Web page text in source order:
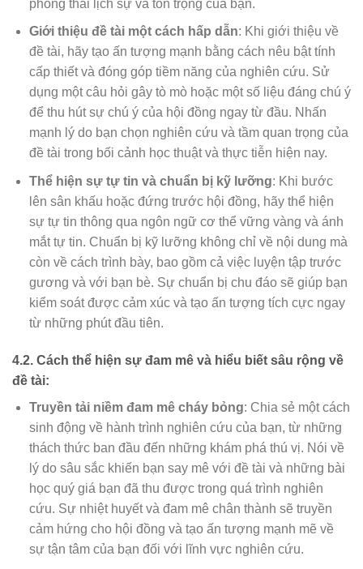
phong thái lịch sự và tôn trọng của bạn.
Giới thiệu đề tài một cách hấp dẫn: Khi giới thiệu về
đề tài, hãy tạo ấn tượng mạnh bằng cách nêu bật tính
cấp thiết và đóng góp tiềm năng của nghiên cứu. Sử
dụng một câu hỏi gây tò mò hoặc một số liệu đáng chú ý
để thu hút sự chú ý của hội đồng ngay từ đầu. Nhấn
mạnh lý do bạn chọn nghiên cứu và tầm quan trọng của
đề tài trong bối cảnh học thuật và thực tiễn hiện nay.
Thể hiện sự tự tin và chuẩn bị kỹ lưỡng: Khi bước
lên sân khấu hoặc đứng trước hội đồng, hãy thể hiện
sự tự tin thông qua ngôn ngữ cơ thể vững vàng và ánh
mắt tự tin. Chuẩn bị kỹ lưỡng không chỉ về nội dung mà
còn về cách trình bày, bao gồm cả việc luyện tập trước
gương và với bạn bè. Sự chuẩn bị chu đáo sẽ giúp bạn
kiểm soát được cảm xúc và tạo ấn tượng tích cực ngay
từ những phút đầu tiên.
4.2. Cách thể hiện sự đam mê và hiểu biết sâu rộng về
đề tài:
Truyền tải niềm đam mê cháy bỏng: Chia sẻ một cách
sinh động về hành trình nghiên cứu của bạn, từ những
thách thức ban đầu đến những khám phá thú vị. Nói về
lý do sâu sắc khiến bạn say mê với đề tài và những bài
học quý giá bạn đã thu được trong quá trình nghiên
cứu. Sự nhiệt huyết và đam mê chân thành sẽ truyền
cảm hứng cho hội đồng và tạo ấn tượng mạnh mẽ về
sự tận tâm của bạn đối với lĩnh vực nghiên cứu.